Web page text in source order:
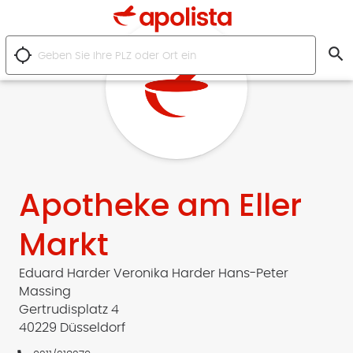
location_searching search
Apotheke am Eller
Markt
Eduard Harder Veronika Harder Hans-Peter
Massing
Gertrudisplatz 4
40229 Düsseldorf